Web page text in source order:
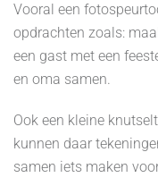
Vooral een
opdrachten zoals:
een gast met een
en oma samen.
Ook een kleine
kunnen daar
samen iets maken